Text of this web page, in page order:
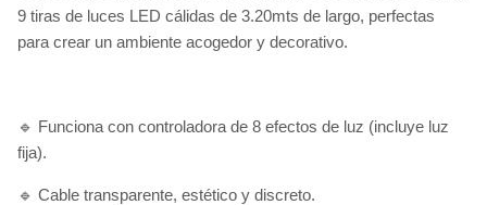
9 tiras de luces LED cálidas de 3.20mts de largo, perfectas
para crear un ambiente acogedor y decorativo.
🔹 Funciona con controladora de 8 efectos de luz (incluye luz
fija).
🔹 Cable transparente, estético y discreto.